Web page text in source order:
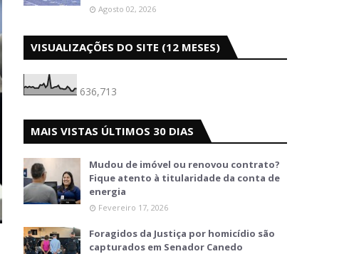
Agosto 02, 2026
VISUALIZAÇÕES DO SITE (12 MESES)
636,713
MAIS VISTAS ÚLTIMOS 30 DIAS
Mudou de imóvel ou renovou contrato?
Fique atento à titularidade da conta de
energia
Fevereiro 17, 2026
Foragidos da Justiça por homicídio são
capturados em Senador Canedo